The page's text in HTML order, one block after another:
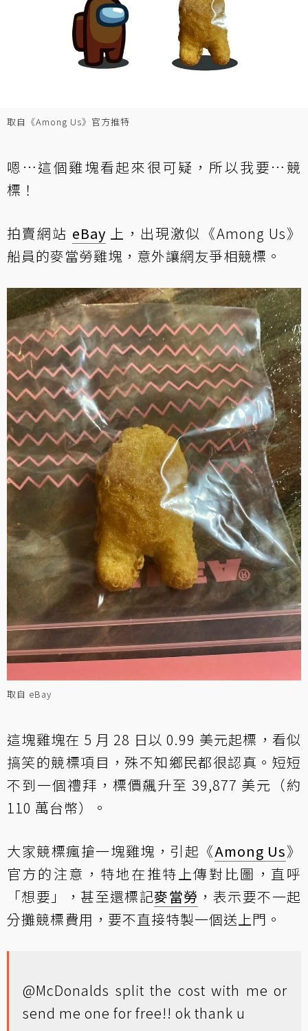
取自《Among Us》官方推特
嗯…這個雞塊看起來很可疑，所以我要…競
標！
拍賣網站 eBay 上，出現激似《Among Us》
船員的麥當勞雞塊 ，意外讓網友爭相競標。
取自 eBay
這塊雞塊在 5 月 28 日以 0.99 美元起標，看似
搞笑的競標項目，殊不知鄉民都很認真。短短
不到一個禮拜，標價飆升至 39,877 美元（約
110 萬台幣）。
大家競標瘋搶一塊雞塊，引起《Among Us》
官方的注意，特地在推特上傳對比圖，直呼
「想要」，甚至還標記麥當勞 ，表示要不一起
分攤競標費用，要不直接特製一個送上門。
@McDonalds split the cost with me or
send me one for free!! ok thank u